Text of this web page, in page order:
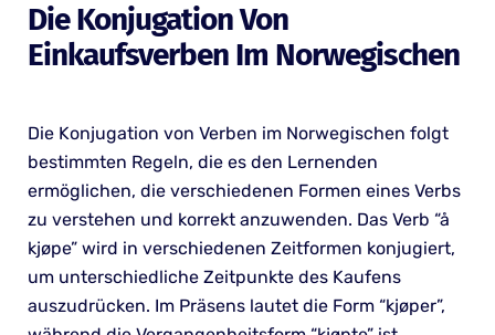
Die Konjugation Von
Einkaufsverben Im Norwegischen
Die Konjugation von Verben im Norwegischen folgt
bestimmten Regeln, die es den Lernenden
ermöglichen, die verschiedenen Formen eines Verbs
zu verstehen und korrekt anzuwenden. Das Verb “å
kjøpe” wird in verschiedenen Zeitformen konjugiert,
um unterschiedliche Zeitpunkte des Kaufens
auszudrücken. Im Präsens lautet die Form “kjøper”,